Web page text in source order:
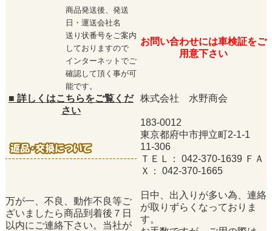
商品発送後、発送
日・運送会社名
送り状番号をご案内
しておりますので
インターネットでご
確認して頂く事が可
能です。
お問い合わせには車検証をご
用意下さい
■ 詳しくはこちらをご覧くだ
さい
株式会社 水野商会
183-0012
東京都府中市押立町2-1-1
11-306
ＴＥＬ： 042-370-1639 ＦＡ
Ｘ： 042-370-1665
日中、出入りが多い為、連絡
が取りずらくなっておりま
す。
万が一、不良、動作不良等ご
ざいましたら商品到着後７日
以内にご連絡下さい。当社が